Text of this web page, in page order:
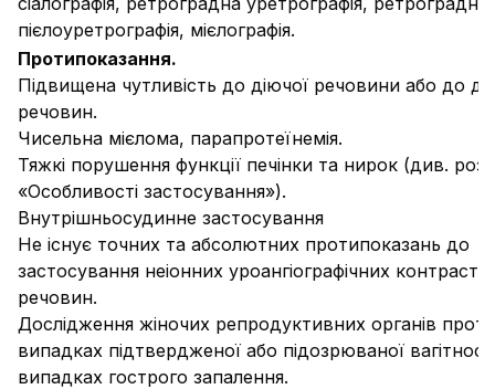
пієлоуретрографія, мієлографія.
Протипоказання.
Підвищена чутливість до діючої речовини або до
речовин.
Чисельна мієлома, парапротеїнемія.
Тяжкі порушення функції печінки та нирок (див.
«Особливості застосування»).
Внутрішньосудинне застосування
Не існує точних та абсолютних протипоказань до
застосування неіонних уроангіографічних
речовин.
Дослідження жіночих репродуктивних органів
випадках підтвердженої або підозрюваної
випадках гострого запалення.